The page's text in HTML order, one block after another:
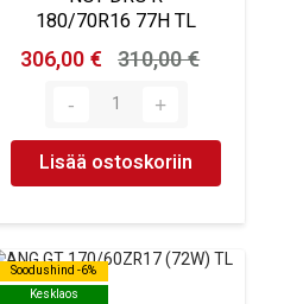
180/70R16 77H TL
306,00 € 310,00 €
Lisää ostoskoriin
Soodushind -6%
Kesklaos
Soodushind -6%
Kesklaos